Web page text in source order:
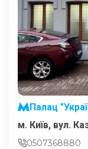
Палац
м. Київ, вул.
0507368880